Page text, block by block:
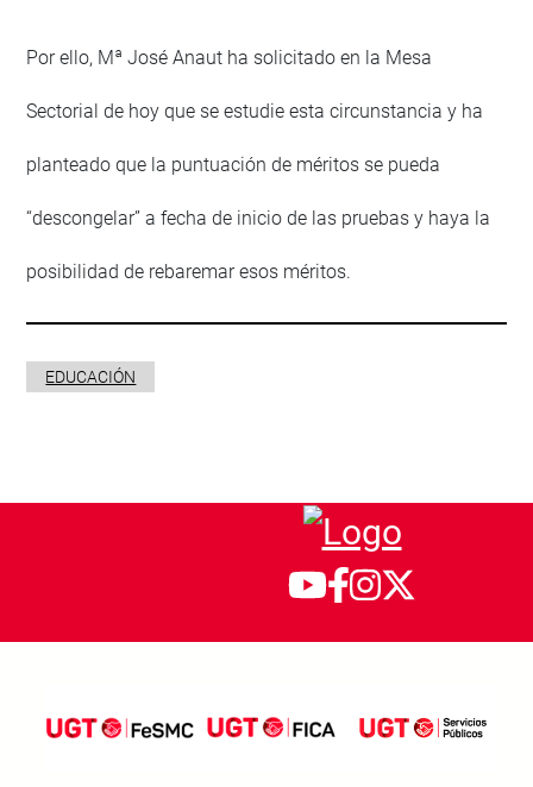
Por ello, Mª José Anaut ha solicitado en la Mesa
Sectorial de hoy que se estudie esta circunstancia y ha
planteado que la puntuación de méritos se pueda
“descongelar” a fecha de inicio de las pruebas y haya la
posibilidad de rebaremar esos méritos.
EDUCACIÓN